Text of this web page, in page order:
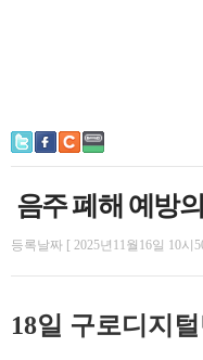
음주 폐해 예방
등록날짜 [ 2025년11월16일 10시
18일 구로디지